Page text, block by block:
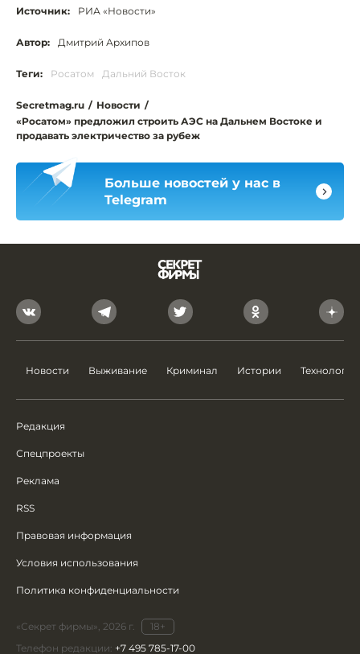
Источник: РИА «Новости»
Автор: Дмитрий Архипов
Теги: Росатом Дальний Восток
Secretmag.ru / Новости /
«Росатом» предложил строить АЭС на Дальнем Востоке и
продавать электричество за рубеж
Больше новостей у нас в
Telegram
Новости Выживание Криминал Истории Технологии
Редакция
Спецпроекты
Реклама
RSS
Правовая информация
Условия использования
Политика конфиденциальности
«Секрет фирмы», 2026 г.
18+
Телефон редакции: +7 495 785-17-00